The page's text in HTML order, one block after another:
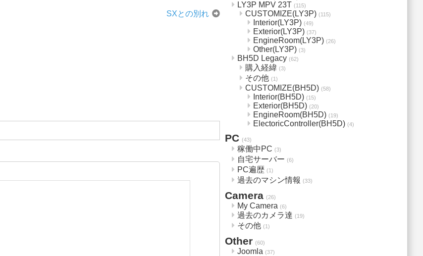
SXとの別れ
LY3P MPV 23T (115)
CUSTOMIZE(LY3P) (115)
Interior(LY3P) (49)
Exterior(LY3P) (37)
EngineRoom(LY3P) (26)
Other(LY3P) (3)
BH5D Legacy (62)
購入経緯 (3)
その他 (1)
CUSTOMIZE(BH5D) (58)
Interior(BH5D) (15)
Exterior(BH5D) (20)
EngineRoom(BH5D) (19)
ElectoricController(BH5D) (4)
PC (43)
稼働中PC (3)
自宅サーバー (6)
PC遍歴 (1)
過去のマシン情報 (33)
Camera (26)
My Camera (6)
過去のカメラ達 (19)
その他 (1)
Other (60)
Joomla (37)